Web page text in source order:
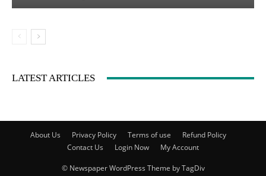
LATEST ARTICLES
About Us Privacy Policy Terms of use
Refund Policy
Contact Us
Login Now My Account
© Newspaper WordPress Theme by TagDiv